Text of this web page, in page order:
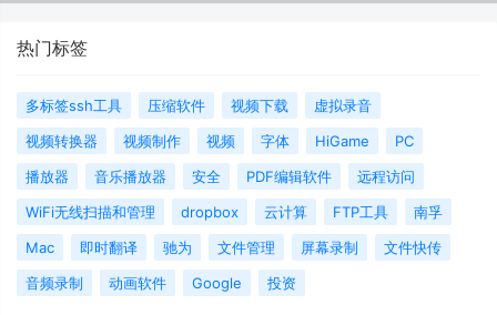
热门标签
多标签ssh工具 压缩软件 视频下载
虚拟录音
视频转换器
视频制作 视频 字体 HiGame
PC
播放器
音乐播放器 安全 PDF编辑软件
远程访问
WiFi无线扫描和管理
dropbox 云计算 FTP工具
南孚
Mac
即时翻译 驰为 文件管理 屏幕录制
文件快传
音频录制
动画软件 Google 投资